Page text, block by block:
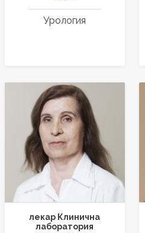
Урология
лекар Клинична
лаборатория